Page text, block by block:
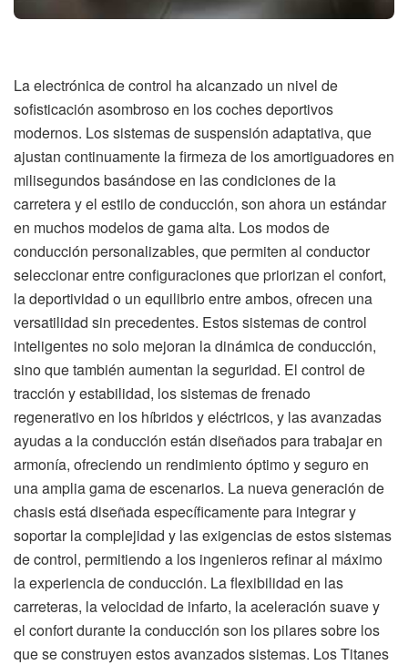
La electrónica de control ha alcanzado un nivel de
sofisticación asombroso en los coches deportivos
modernos. Los sistemas de suspensión adaptativa, que
ajustan continuamente la firmeza de los amortiguadores en
milisegundos basándose en las condiciones de la
carretera y el estilo de conducción, son ahora un estándar
en muchos modelos de gama alta. Los modos de
conducción personalizables, que permiten al conductor
seleccionar entre configuraciones que priorizan el confort,
la deportividad o un equilibrio entre ambos, ofrecen una
versatilidad sin precedentes. Estos sistemas de control
inteligentes no solo mejoran la dinámica de conducción,
sino que también aumentan la seguridad. El control de
tracción y estabilidad, los sistemas de frenado
regenerativo en los híbridos y eléctricos, y las avanzadas
ayudas a la conducción están diseñados para trabajar en
armonía, ofreciendo un rendimiento óptimo y seguro en
una amplia gama de escenarios. La nueva generación de
chasis está diseñada específicamente para integrar y
soportar la complejidad y las exigencias de estos sistemas
de control, permitiendo a los ingenieros refinar al máximo
la experiencia de conducción. La flexibilidad en las
carreteras, la velocidad de infarto, la aceleración suave y
el confort durante la conducción son los pilares sobre los
que se construyen estos avanzados sistemas. Los Titanes